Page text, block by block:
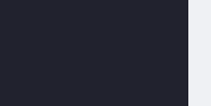
ПОМОЩНИК КГЭУ